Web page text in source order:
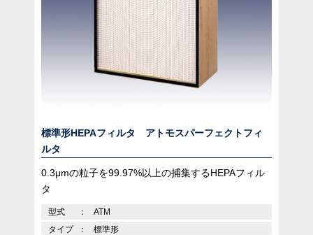
標準形HEPAフィルタ アトモスパーフェクトフィ
ルタ
0.3μmの粒子を99.97%以上の捕集するHEPAフィル
タ
型式
ATM
タイプ
標準形